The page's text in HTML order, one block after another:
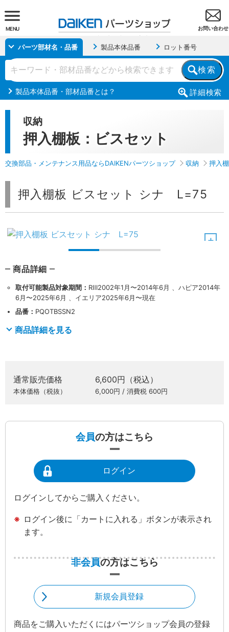
お問い合わせ
MENU
パーツ部材名・品番 製品本体品番 ロット番号
検索
詳細検索
製品本体品番・部材品番とは？
収納
押入棚板：ビスセット
交換部品・メンテナンス用品ならDAIKENパーツショップ 収納 押入
押入棚板 ビスセット シナ L=75
商品詳細
取付可能製品対象期間： RⅢ2002年1月〜2014年6月 、ハピア2014年
6月〜2025年6月 、イエリア2025年6月〜現在
品番： PQOTBSSN2
商品詳細を見る
通常販売価格 6,600円（税込）
本体価格（税抜） 6,000円 / 消費税 600円
会員の方はこちら
ログイン
ログインしてからご購入ください。
ログイン後に「カートに入れる」ボタンが表示され
ます。
非会員の方はこちら
新規会員登録
商品をご購入いただくにはパーツショップ会員の登録